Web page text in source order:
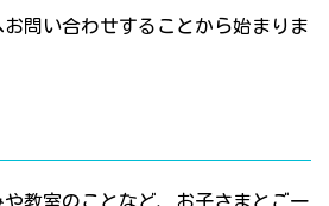
問い合わせすることから始まりま
教室のことなど、お子さまとご一